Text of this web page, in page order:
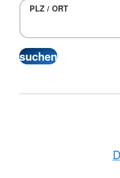
PLZ / ORT